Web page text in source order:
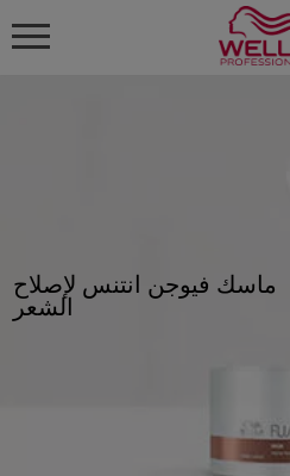
ماسك فيوجن انتنس لإصلاح
الشعر